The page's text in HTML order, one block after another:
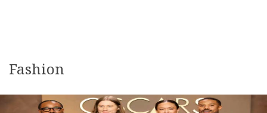
तरुण तेजपाल मामले में बॉम्बे हाईकोर्ट का बड़ा फैसला, 2013 के बलात्कार
केस में दोषी करार
Fashion